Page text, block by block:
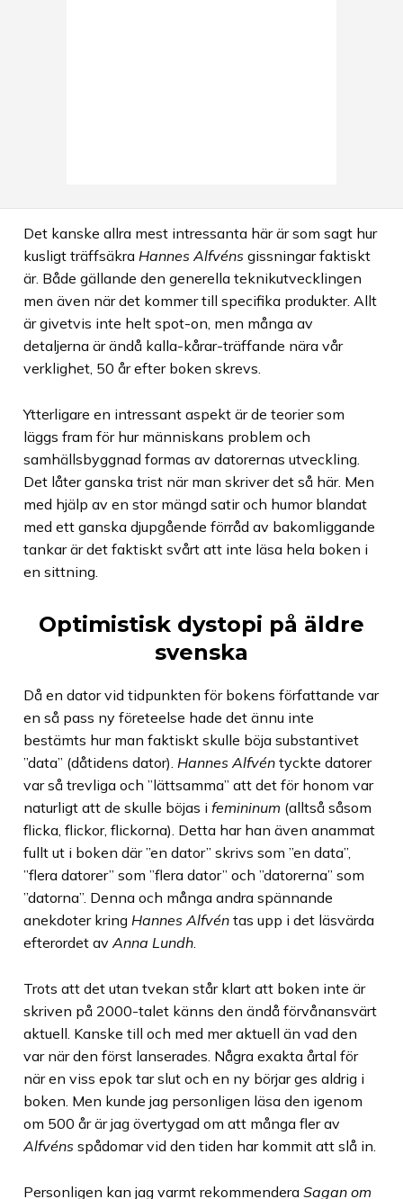
Det kanske allra mest intressanta här är som sagt hur
kusligt träffsäkra Hannes Alfvéns gissningar faktiskt
är. Både gällande den generella teknikutvecklingen
men även när det kommer till specifika produkter. Allt
är givetvis inte helt spot-on, men många av
detaljerna är ändå kalla-kårar-träffande nära vår
verklighet, 50 år efter boken skrevs.
Ytterligare en intressant aspekt är de teorier som
läggs fram för hur människans problem och
samhällsbyggnad formas av datorernas utveckling.
Det låter ganska trist när man skriver det så här. Men
med hjälp av en stor mängd satir och humor blandat
med ett ganska djupgående förråd av bakomliggande
tankar är det faktiskt svårt att inte läsa hela boken i
en sittning.
Optimistisk dystopi på äldre
svenska
Då en dator vid tidpunkten för bokens författande var
en så pass ny företeelse hade det ännu inte
bestämts hur man faktiskt skulle böja substantivet
”data” (dåtidens dator). Hannes Alfvén tyckte datorer
var så trevliga och ”lättsamma” att det för honom var
naturligt att de skulle böjas i femininum (alltså såsom
flicka, flickor, flickorna). Detta har han även anammat
fullt ut i boken där ”en dator” skrivs som ”en data”,
”flera datorer” som ”flera dator” och ”datorerna” som
”datorna”. Denna och många andra spännande
anekdoter kring Hannes Alfvén tas upp i det läsvärda
efterordet av Anna Lundh
Trots att det utan tvekan står klart att boken inte är
skriven på 2000-talet känns den ändå förvånansvärt
aktuell. Kanske till och med mer aktuell än vad den
var när den först lanserades. Några exakta årtal för
när en viss epok tar slut och en ny börjar ges aldrig i
boken. Men kunde jag personligen läsa den igenom
om 500 år är jag övertygad om att många fler av
Alfvéns spådomar vid den tiden har kommit att slå in.
Personligen kan jag varmt rekommendera Sagan om